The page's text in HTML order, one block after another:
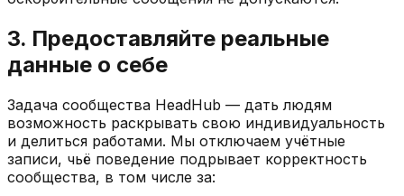
3. Предоставляйте реальные
данные о себе
Задача сообщества HeadHub — дать людям
возможность раскрывать свою индивидуальность
и делиться работами. Мы отключаем учётные
записи, чьё поведение подрывает корректность
сообщества, в том числе за: